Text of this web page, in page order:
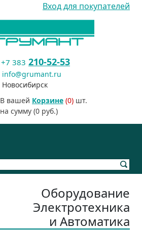
Вход для покупателей
+7 383 210-52-53
info@grumant.ru
Новосибирск
В вашей Корзине (0) шт.
на сумму (0 руб.)
Оборудование
Электротехника
и Автоматика